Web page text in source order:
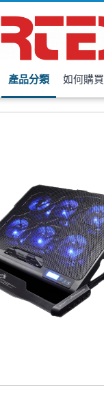
產品分類 如何購買